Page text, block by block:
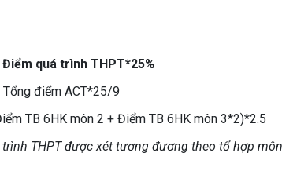
quá trình THPT*25%
điểm ACT*25/9
TB 6HK môn 2 + Điểm TB 6HK môn 3*2)*2.5
THPT được xét tương đương theo tổ hợp môn